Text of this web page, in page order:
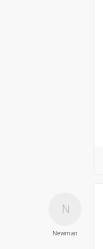
Newman